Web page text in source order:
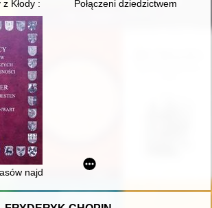
Kłody : z martyrologium podlaskich unitów
Połączeni dziedzictwem
najdawniejszych do współczesności. 6,